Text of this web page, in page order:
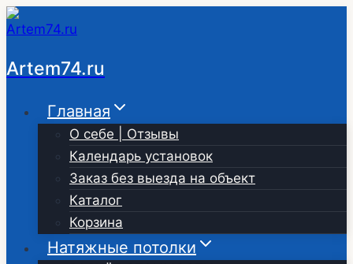
Перейти
к
содержимому
Artem74.ru
Главная
О себе | Отзывы
Календарь установок
Заказ без выезда на объект
Каталог
Корзина
Натяжные потолки